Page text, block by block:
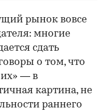
рынок вовсе
многие
сдать
о том, что
— в
картина, не
раннего